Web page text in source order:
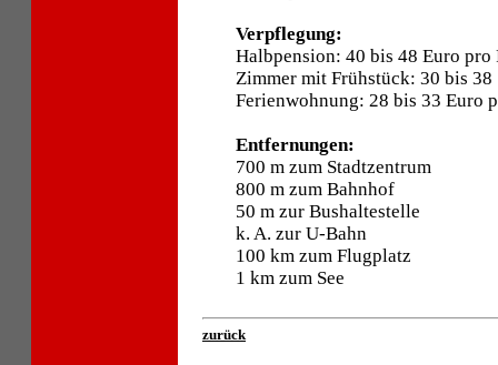
Verpflegung:
Halbpension: 40 bis 48 Euro pro
Zimmer mit Frühstück: 30 bis 38
Ferienwohnung: 28 bis 33 Euro
Entfernungen:
700 m zum Stadtzentrum
800 m zum Bahnhof
50 m zur Bushaltestelle
k. A. zur U-Bahn
100 km zum Flugplatz
1 km zum See
zurück